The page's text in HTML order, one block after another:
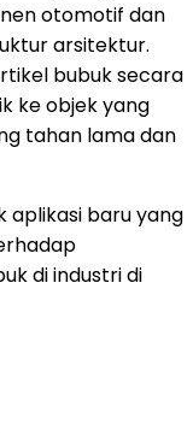
otomotif dan
arsitektur.
bubuk secara
ke objek yang
tahan lama dan
aplikasi baru yang
di industri di